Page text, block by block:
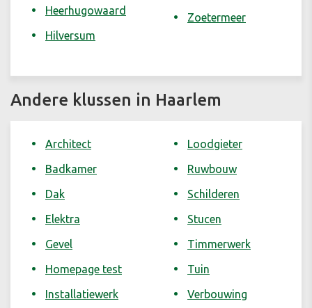
Heerhugowaard
Hilversum
Zoetermeer
Andere klussen in Haarlem
Architect
Badkamer
Dak
Elektra
Gevel
Homepage test
Installatiewerk
Loodgieter
Ruwbouw
Schilderen
Stucen
Timmerwerk
Tuin
Verbouwing